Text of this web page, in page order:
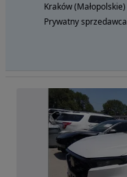
Kraków (Małopolskie)
Prywatny